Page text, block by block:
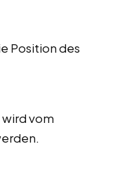
Position des
vom